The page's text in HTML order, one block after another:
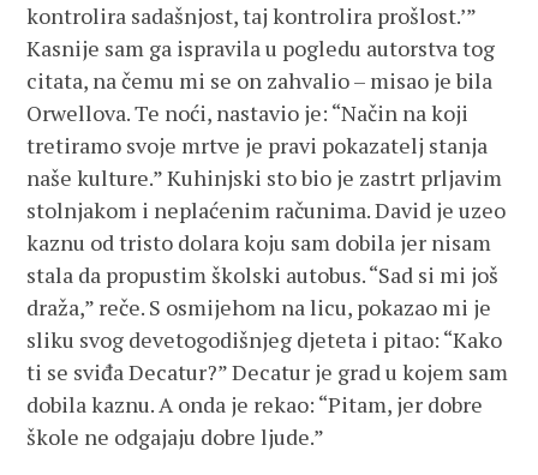
kontrolira sadašnjost, taj kontrolira prošlost.’”
Kasnije sam ga ispravila u pogledu autorstva tog
citata, na čemu mi se on zahvalio – misao je bila
Orwellova. Te noći, nastavio je: “Način na koji
tretiramo svoje mrtve je pravi pokazatelj stanja
naše kulture.” Kuhinjski sto bio je zastrt prljavim
stolnjakom i neplaćenim računima. David je uzeo
kaznu od tristo dolara koju sam dobila jer nisam
stala da propustim školski autobus. “Sad si mi još
draža,” reče. S osmijehom na licu, pokazao mi je
sliku svog devetogodišnjeg djeteta i pitao: “Kako
ti se sviđa Decatur?” Decatur je grad u kojem sam
dobila kaznu. A onda je rekao: “Pitam, jer dobre
škole ne odgajaju dobre ljude.”